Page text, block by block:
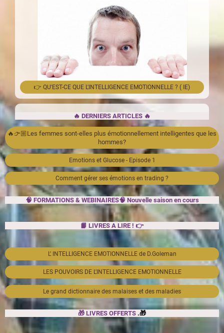
👉 QU'EST-CE QUE L'INTELLIGENCE EMOTIONNELLE ? ( IE)
🔥 DERNIERS ARTICLES 🔥
🔥👉🏼Les femmes sont-elles plus émotionnellement intelligentes que les
hommes?
Emotions et Glucose - Episode 1
Comment gérer ses émotions en trading ?
🧠 FORMATIONS & WEBINAIRES🧠 Nouvelle saison en cours
📙 LIVRES A LIRE ! 👉
L' INTELLIGENCE EMOTIONNELLE de D.Goleman
LES POUVOIRS DE L'INTELLIGENCE EMOTIONNELLE
Le grand dictionnaire des malaises et des maladies
🎁 LIVRES OFFERTS .🎁